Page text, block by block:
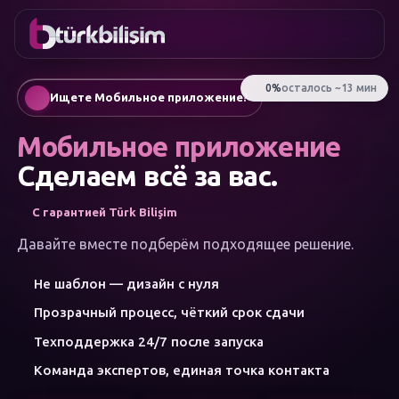
ИЗБРАННОЕ
Мобильное приложение
AI-чат-боты и ассистенты
Управление соцсетями
Электронная коммерция
Искусственный интеллект
Мастерская
Веб-разработка
Мобильные приложения
0216
755 3
555 Ищете Мобильное приложение?
Мобильное приложение
Сделаем всё за вас.
С гарантией Türk Bilişim
Давайте вместе подберём подходящее решение.
Не шаблон — дизайн с нуля
Прозрачный процесс, чёткий срок сдачи
Техподдержка 24/7 после запуска
Команда экспертов, единая точка контакта